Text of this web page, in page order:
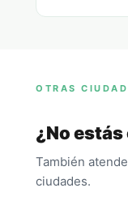
OTRAS
¿No
También
ciudades.